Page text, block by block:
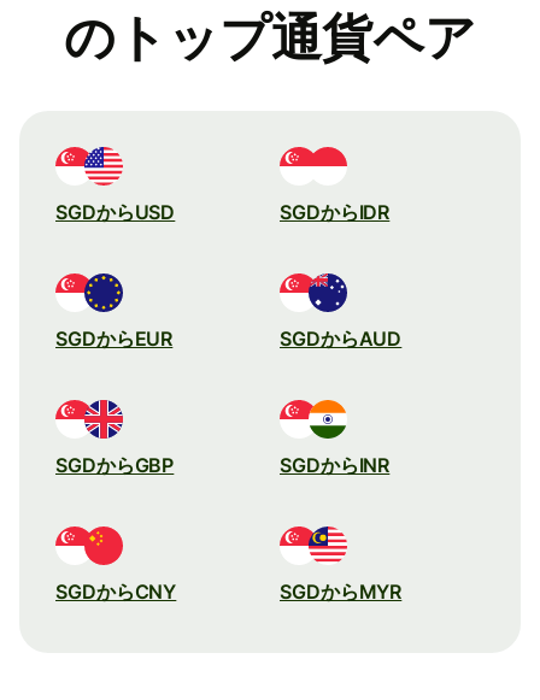
のトップ通貨ペア
SGDからUSD SGDからIDR
SGDからEUR SGDからAUD
SGDからGBP SGDからINR
SGDからCNY SGDからMYR